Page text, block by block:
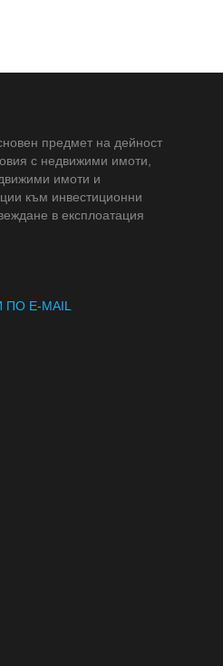
предмет на дейност
с недвижими имоти,
имоти и
към инвестиционни
в експлоатация
E-MAIL